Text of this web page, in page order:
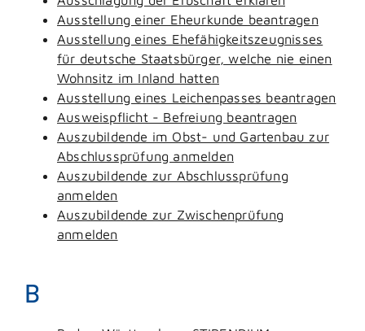
Ausstellung einer Eheurkunde beantragen
Ausstellung eines Ehefähigkeitszeugnisses
für deutsche Staatsbürger, welche nie einen
Wohnsitz im Inland hatten
Ausstellung eines Leichenpasses beantragen
Ausweispflicht - Befreiung beantragen
Auszubildende im Obst- und Gartenbau zur
Abschlussprüfung anmelden
Auszubildende zur Abschlussprüfung
anmelden
Auszubildende zur Zwischenprüfung
anmelden
B